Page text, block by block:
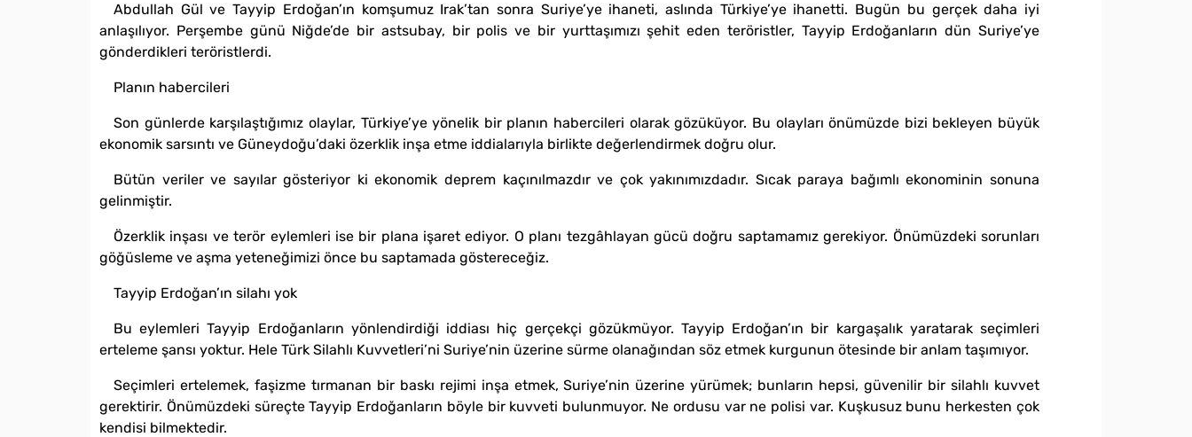
Abdullah Gül ve Tayyip Erdoğan’ın komşumuz Irak’tan sonra Suriye’ye ihaneti, aslında Türkiye’ye ihanetti. Bugün bu gerçek daha iyi
anlaşılıyor. Perşembe günü Niğde’de bir astsubay, bir polis ve bir yurttaşımızı şehit eden teröristler, Tayyip Erdoğanların dün Suriye’ye
gönderdikleri teröristlerdi.
Planın habercileri
Son günlerde karşılaştığımız olaylar, Türkiye’ye yönelik bir planın habercileri olarak gözüküyor. Bu olayları önümüzde bizi bekleyen büyük
ekonomik sarsıntı ve Güneydoğu’daki özerklik inşa etme iddialarıyla birlikte değerlendirmek doğru olur.
Bütün veriler ve sayılar gösteriyor ki ekonomik deprem kaçınılmazdır ve çok yakınımızdadır. Sıcak paraya bağımlı ekonominin sonuna
gelinmiştir.
Özerklik inşası ve terör eylemleri ise bir plana işaret ediyor. O planı tezgâhlayan gücü doğru saptamamız gerekiyor. Önümüzdeki sorunları
göğüsleme ve aşma yeteneğimizi önce bu saptamada göstereceğiz.
Tayyip Erdoğan’ın silahı yok
Bu eylemleri Tayyip Erdoğanların yönlendirdiği iddiası hiç gerçekçi gözükmüyor. Tayyip Erdoğan’ın bir kargaşalık yaratarak seçimleri
erteleme şansı yoktur. Hele Türk Silahlı Kuvvetleri’ni Suriye’nin üzerine sürme olanağından söz etmek kurgunun ötesinde bir anlam taşımıyor.
Seçimleri ertelemek, faşizme tırmanan bir baskı rejimi inşa etmek, Suriye’nin üzerine yürümek; bunların hepsi, güvenilir bir silahlı kuvvet
gerektirir. Önümüzdeki süreçte Tayyip Erdoğanların böyle bir kuvveti bulunmuyor. Ne ordusu var ne polisi var. Kuşkusuz bunu herkesten çok
kendisi bilmektedir.